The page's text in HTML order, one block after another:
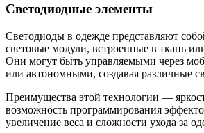
Светодиодные элементы
Светодиоды в одежде представляют
световые модули, встроенные в ткань
Они могут быть управляемыми через
или автономными, создавая различные
Преимущества этой технологии —
возможность программирования
увеличение веса и сложности ухода за